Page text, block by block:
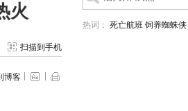
火
扫描到手机
博客
热词： 死亡航班 饲养蜘蛛侠